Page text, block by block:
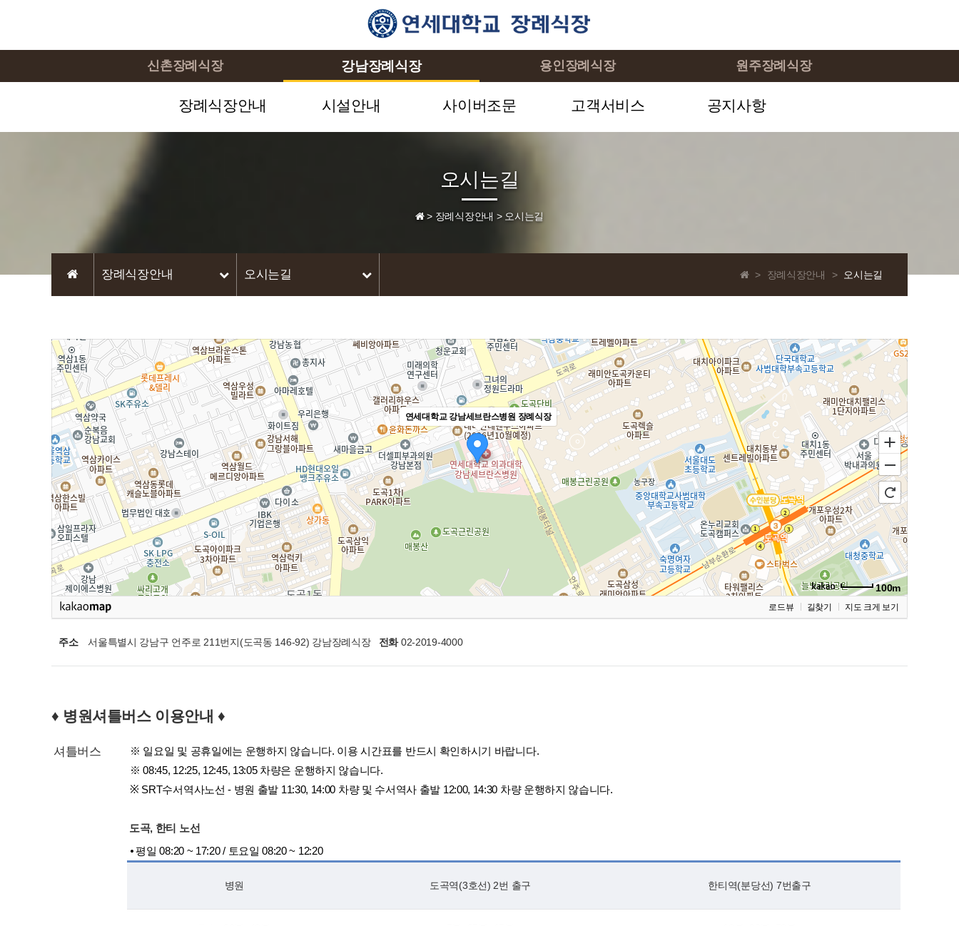
신촌장례식장 강남장례식장 용인장례식장 원주장례식장
장례식장안내 시설안내 사이버조문 고객서비스 공지사항
오시는길
> 장례식장안내 > 오시는길
장례식장안내 오시는길 > 장례식장안내 > 오시는길
연세대학교 강남세브란스병원 장례식장
100m
로드뷰 길찾기 지도 크게 보기
주소 서울특별시 강남구 언주로 211번지(도곡동 146-92) 강남장례식장 전화02-2019-4000
♦ 병원셔틀버스 이용안내 ♦
셔틀버스
※ 일요일 및 공휴일에는 운행하지 않습니다. 이용 시간표를 반드시 확인하시기 바랍니다.
※ 08:45, 12:25, 12:45, 13:05 차량은 운행하지 않습니다.
※ SRT수서역사노선 - 병원 출발 11:30, 14:00 차량 및 수서역사 출발 12:00, 14:30 차량 운행하지 않습니다.
도곡, 한티 노선
⦁ 평일 08:20 ~ 17:20 / 토요일 08:20 ~ 12:20
병원 도곡역(3호선) 2번 출구 한티역(분당선) 7번출구